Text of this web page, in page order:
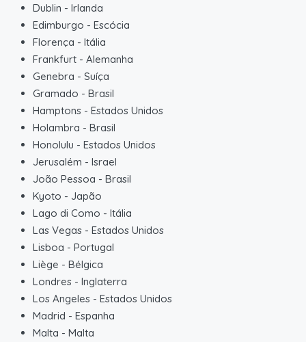
Dublin - Irlanda
Edimburgo - Escócia
Florença - Itália
Frankfurt - Alemanha
Genebra - Suíça
Gramado - Brasil
Hamptons - Estados Unidos
Holambra - Brasil
Honolulu - Estados Unidos
Jerusalém - Israel
João Pessoa - Brasil
Kyoto - Japão
Lago di Como - Itália
Las Vegas - Estados Unidos
Lisboa - Portugal
Liège - Bélgica
Londres - Inglaterra
Los Angeles - Estados Unidos
Madrid - Espanha
Malta - Malta